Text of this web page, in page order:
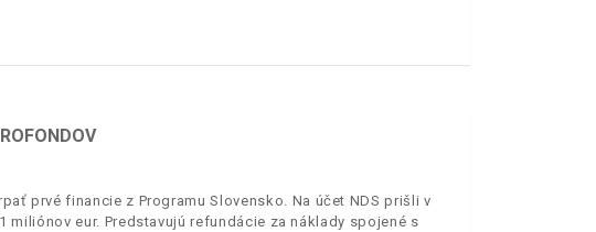
prvé financie z Programu Slovensko. Na účet NDS prišli v
eur. Predstavujú refundácie za náklady spojené s